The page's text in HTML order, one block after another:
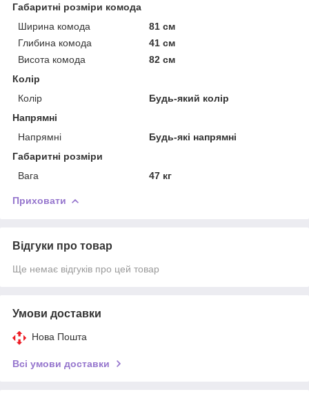
Габаритні розміри комода
Ширина комода
81 см
Глибина комода
41 см
Висота комода
82 см
Колір
Колір
Будь-який колір
Напрямні
Напрямні
Будь-які напрямні
Габаритні розміри
Вага
47 кг
Приховати
Відгуки про товар
Ще немає відгуків про цей товар
Умови доставки
Нова Пошта
Всі умови доставки